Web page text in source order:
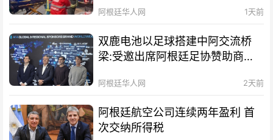
阿根廷华人网 1天前
双鹿电池以足球搭建中阿交流桥
梁:受邀出席阿根廷足协赞助商招
阿根廷华人网 2天前
阿根廷航空公司连续两年盈利 首
次交纳所得税